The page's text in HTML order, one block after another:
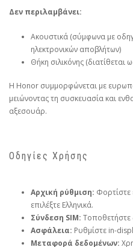
Δεν περιλαμβάνει:
Ακουστικά (σύμφωνα με
ηλεκτρονικών αποβλήτων)
Θήκη σιλικόνης
Η Honor συμμορφώνεται με
μειώνοντας τη συσκευασία και
αξεσουάρ.
Οδηγίες Χρήσης
Αρχική ρύθμιση: Φορτίστε
επιλέξτε Ελληνικά.
Σύνδεση SIM: Τοποθετήστε
Ασφάλεια: Ρυθμίστε in-
Μεταφορά δεδομένων: